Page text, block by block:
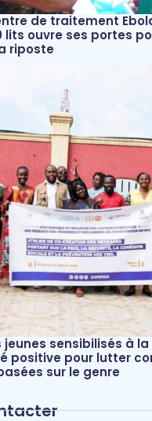
de traitement
lits ouvre ses portes
riposte
jeunes sensibilisés à la
positive pour lutter
sur le genre